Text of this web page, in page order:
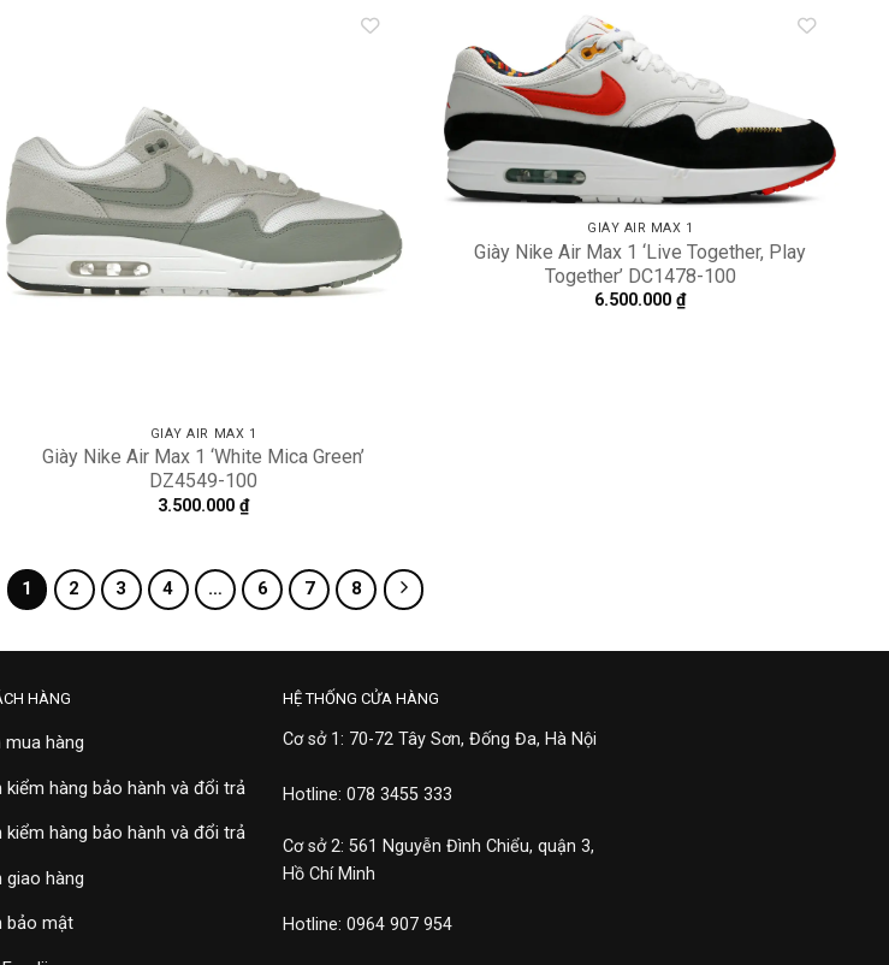
GIÀY AIR MAX 1
Giày Nike Air Max 1 ‘White Mica Green’
DZ4549-100
3.500.000 ₫
GIÀY AIR MAX 1
Giày Nike Air Max 1 ‘Live Together, Play
Together’ DC1478-100
6.500.000₫
1 2 3 4 … 6 7 8
HÀNG
mua hàng
kiểm hàng bảo hành và đổi trả
kiểm hàng bảo hành và đổi trả
giao hàng
bảo mật
HỆ THỐNG CỬA HÀNG
Cơ sở 1: 70-72 Tây Sơn, Đống Đa, Hà Nội
Hotline: 078 3455 333
Cơ sở 2: 561 Nguyễn Đình Chiểu, quận 3,
Hồ Chí Minh
Hotline: 0964 907 954